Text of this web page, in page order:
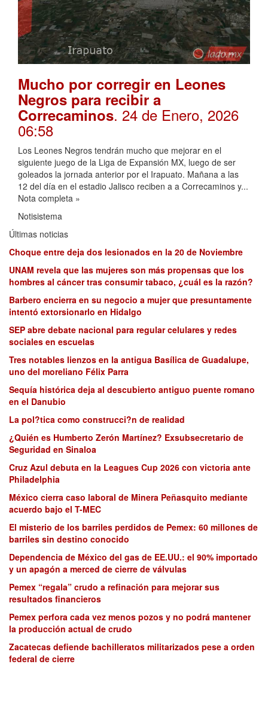
Mucho por corregir en Leones
Negros para recibir a
Correcaminos. 24 de Enero, 2026
06:58
Los Leones Negros tendrán mucho que mejorar en el
siguiente juego de la Liga de Expansión MX, luego de ser
goleados la jornada anterior por el Irapuato. Mañana a las
12 del día en el estadio Jalisco reciben a a Correcaminos y...
Nota completa »
Notisistema
Últimas noticias
Choque entre deja dos lesionados en la 20 de Noviembre
UNAM revela que las mujeres son más propensas que los
hombres al cáncer tras consumir tabaco, ¿cuál es la razón?
Barbero encierra en su negocio a mujer que presuntamente
intentó extorsionarlo en Hidalgo
SEP abre debate nacional para regular celulares y redes
sociales en escuelas
Tres notables lienzos en la antigua Basílica de Guadalupe,
uno del moreliano Félix Parra
Sequía histórica deja al descubierto antiguo puente romano
en el Danubio
La pol?tica como construcci?n de realidad
¿Quién es Humberto Zerón Martínez? Exsubsecretario de
Seguridad en Sinaloa
Cruz Azul debuta en la Leagues Cup 2026 con victoria ante
Philadelphia
México cierra caso laboral de Minera Peñasquito mediante
acuerdo bajo el T-MEC
El misterio de los barriles perdidos de Pemex: 60 millones de
barriles sin destino conocido
Dependencia de México del gas de EE.UU.: el 90% importado
y un apagón a merced de cierre de válvulas
Pemex “regala” crudo a refinación para mejorar sus
resultados financieros
Pemex perfora cada vez menos pozos y no podrá mantener
la producción actual de crudo
Zacatecas defiende bachilleratos militarizados pese a orden
federal de cierre